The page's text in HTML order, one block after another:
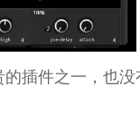
插件之一，也